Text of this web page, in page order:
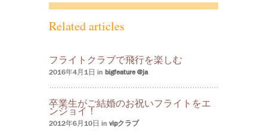
Related articles
フライトクラブで飛行を楽しむ
2016年4月1日 in bigfeature @ja
卒業生がご結婚のお祝いフライトをエ
ンジョイ！
2012年6月10日 in vipクラブ